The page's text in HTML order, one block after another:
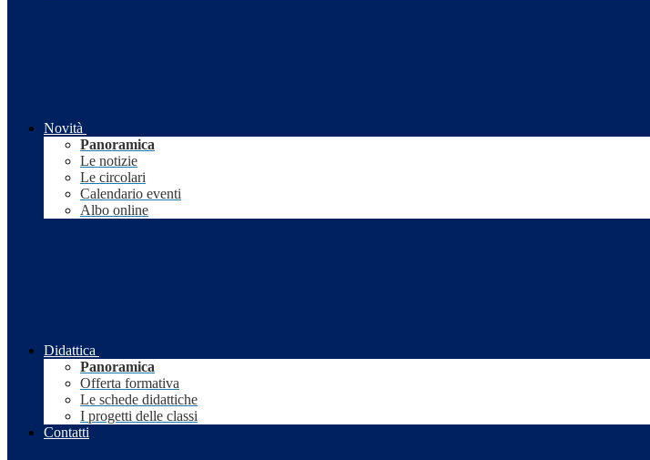
Novità
Panoramica
Le notizie
Le circolari
Calendario eventi
Albo online
Didattica
Panoramica
Offerta formativa
Le schede didattiche
I progetti delle classi
Contatti